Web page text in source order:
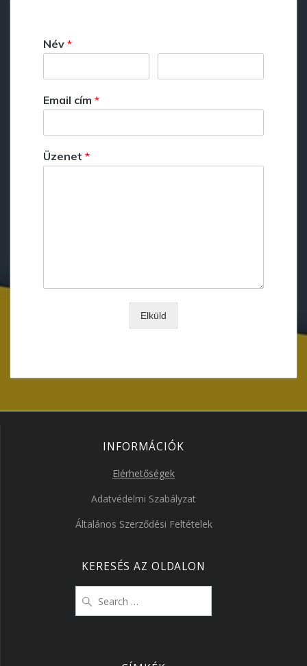
Név *
Email cím *
Üzenet *
Elküld
INFORMÁCIÓK
Elérhetőségek
Adatvédelmi Szabályzat
Általános Szerződési Feltételek
KERESÉS AZ OLDALON
for: